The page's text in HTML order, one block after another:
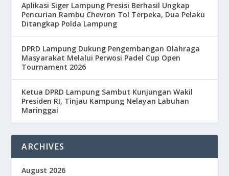
Aplikasi Siger Lampung Presisi Berhasil Ungkap
Pencurian Rambu Chevron Tol Terpeka, Dua Pelaku
Ditangkap Polda Lampung
DPRD Lampung Dukung Pengembangan Olahraga
Masyarakat Melalui Perwosi Padel Cup Open
Tournament 2026
Ketua DPRD Lampung Sambut Kunjungan Wakil
Presiden RI, Tinjau Kampung Nelayan Labuhan
Maringgai
ARCHIVES
August 2026